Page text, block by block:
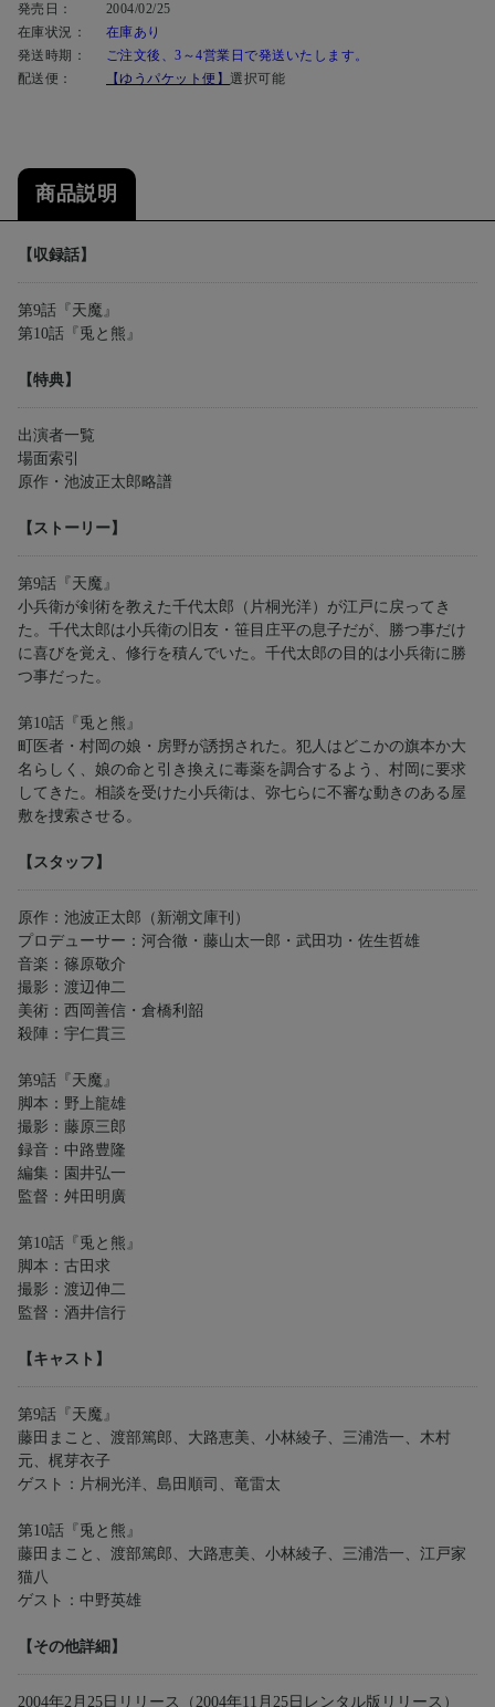
発売日：
2004/02/25
在庫状況：
在庫あり
発送時期：
ご注文後、3～4営業日で発送いたします。
配送便：
【ゆうパケット便】 選択可能
商品説明
【収録話】
第9話『天魔』
第10話『兎と熊』
【特典】
出演者一覧
場面索引
原作・池波正太郎略譜
【ストーリー】
第9話『天魔』
小兵衛が剣術を教えた千代太郎（片桐光洋）が江戸に戻ってき
た。千代太郎は小兵衛の旧友・笹目庄平の息子だが、勝つ事だけ
に喜びを覚え、修行を積んでいた。千代太郎の目的は小兵衛に勝
つ事だった。
第10話『兎と熊』
町医者・村岡の娘・房野が誘拐された。犯人はどこかの旗本か大
名らしく、娘の命と引き換えに毒薬を調合するよう、村岡に要求
してきた。相談を受けた小兵衛は、弥七らに不審な動きのある屋
敷を捜索させる。
【スタッフ】
原作：池波正太郎（新潮文庫刊）
プロデューサー：河合徹・藤山太一郎・武田功・佐生哲雄
音楽：篠原敬介
撮影：渡辺伸二
美術：西岡善信・倉橋利韶
殺陣：宇仁貫三
第9話『天魔』
脚本：野上龍雄
撮影：藤原三郎
録音：中路豊隆
編集：園井弘一
監督：舛田明廣
第10話『兎と熊』
脚本：古田求
撮影：渡辺伸二
監督：酒井信行
【キャスト】
第9話『天魔』
藤田まこと、渡部篤郎、大路恵美、小林綾子、三浦浩一、木村
元、梶芽衣子
ゲスト：片桐光洋、島田順司、竜雷太
第10話『兎と熊』
藤田まこと、渡部篤郎、大路恵美、小林綾子、三浦浩一、江戸家
猫八
ゲスト：中野英雄
【その他詳細】
2004年2月25日リリース（2004年11月25日レンタル版リリース）